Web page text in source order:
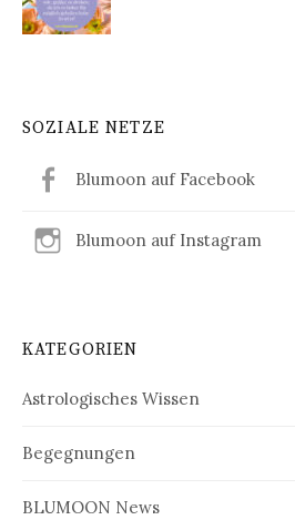
SOZIALE NETZE
Blumoon auf Facebook
Blumoon auf Instagram
KATEGORIEN
Astrologisches Wissen
Begegnungen
BLUMOON News